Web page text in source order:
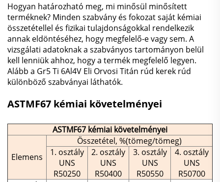
Hogyan határozható meg, mi minősül minősített
terméknek? Minden szabvány és fokozat saját kémiai
összetétellel és fizikai tulajdonságokkal rendelkezik
annak eldöntéséhez, hogy megfelelő-e vagy sem. A
vizsgálati adatoknak a szabványos tartományon belül
kell lenniük ahhoz, hogy a termék megfelelő legyen.
Alább a Gr5 Ti 6Al4V Eli Orvosi Titán rúd kerek rúd
különböző szabványai láthatók.
ASTMF67 kémiai követelményei
ASTMF67 kémiai követelményei
Elemens
Összetétel, %(tömeg/tömeg)
1. osztály
UNS
R50250
2. osztály
UNS
R50400
3. osztály
UNS
R50550
4. osztály
UNS
R50700